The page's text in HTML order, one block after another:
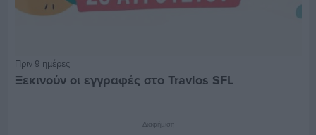
Πριν 9 ημέρες
Ξεκινούν οι εγγραφές στο Travlos SFL
Διαφήμιση